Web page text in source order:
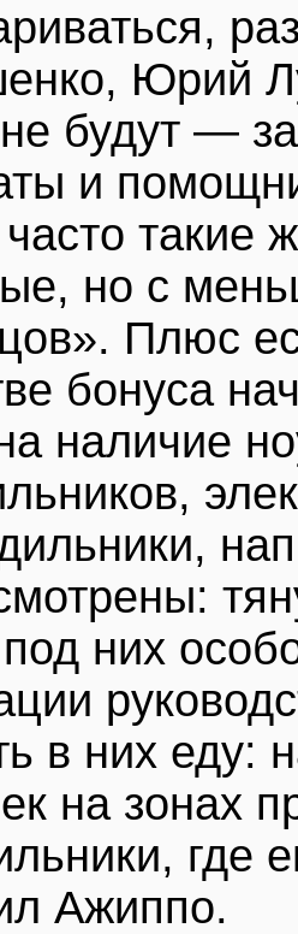
Юрий
будут —
и
такие
но с
Плюс
бонуса
наличие
них
в них еду:
на зонах
где
Ажиппо.